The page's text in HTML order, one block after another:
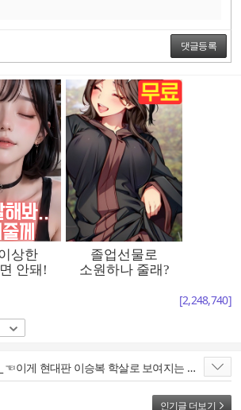
댓글등록
[2,248,740]
배재고 중징계___ ☜이게 현대판 이승복 학살로 보여지는 그 이유 !!!
인기글 더보기